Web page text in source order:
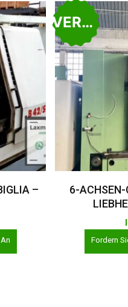
–
VERKAUFT
6-
Fordern